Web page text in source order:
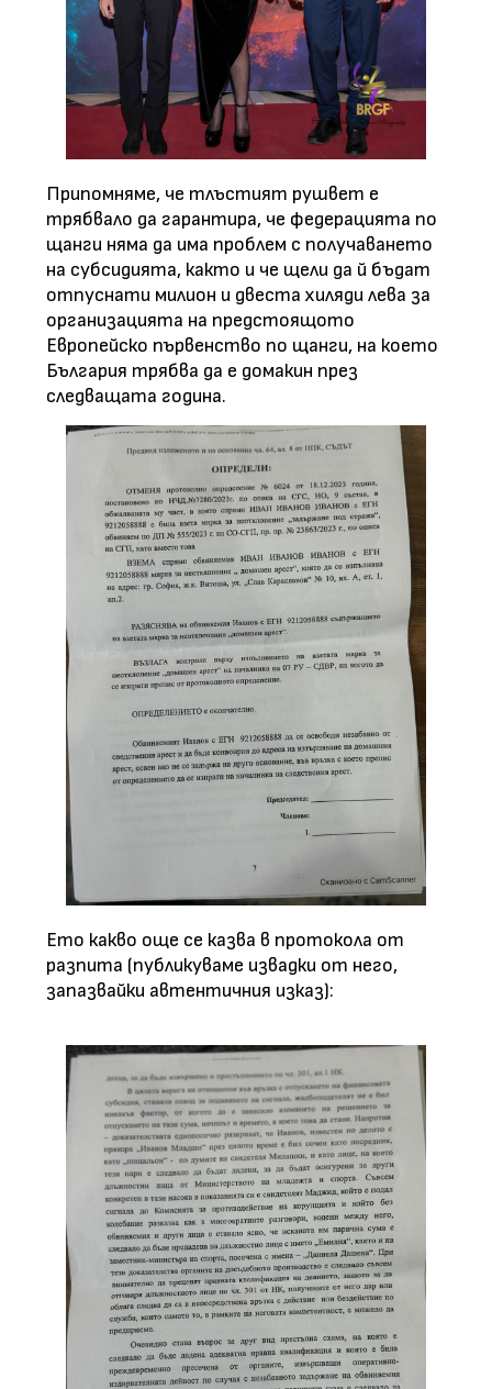
Припомняме, че тлъстият рушвет е
трябвало да гарантира, че федерацията по
щанги няма да има проблем с получаването
на субсидията, както и че щели да й бъдат
отпуснати милион и двеста хиляди лева за
организацията на предстоящото
Европейско първенство по щанги, на което
България трябва да е домакин през
следващата година.
Ето какво още се казва в протокола от
разпита (публикуваме извадки от него,
запазвайки автентичния изказ):